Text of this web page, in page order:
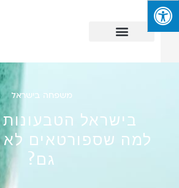
משפחה בישראל
בישראל הטבעונות
למה שספורטאים לא
גם?